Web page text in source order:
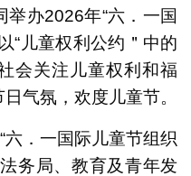
办2026年“六．一国
“儿童权利公约＂中的
会关注儿童权利和福
气氛，欢度儿童节。
六．一国际儿童节组织
务局、教育及青年发